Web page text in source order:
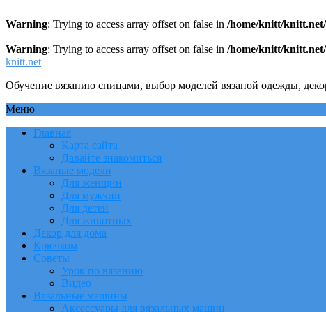
Warning: Trying to access array offset on false in /home/knitt/
Warning: Trying to access array offset on false in /home/knitt/
knitt.net
Обучение вязанию спицами, выбор моделей вязаной одежды,
Меню
Главная
Карта сайта
Давайте знакомиться
Вязаные модели
Для женщин
Для мужчин
Для детей
Для животных
Декор для дома
Крючком
Советы
Урок по вязанию
Видео
Вязальные машины
Аксессуары для вязальных машин